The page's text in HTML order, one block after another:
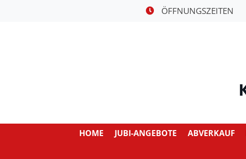
HOME JUBI-ANGEBOTE ABVERKAUF
ÖFFNUNGSZEITEN